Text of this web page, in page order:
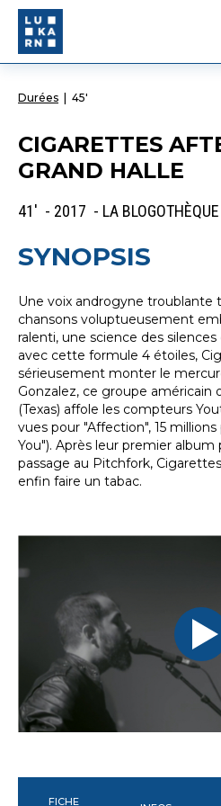
Durées 45'
CIGARETTES
GRAND HALLE
41' - 2017 - LA BLOGOTHÈQUE
SYNOPSIS
Une voix androgyne troublante
chansons voluptueusement
ralenti, une science des
avec cette formule 4 étoiles,
sérieusement monter le
Gonzalez, ce groupe américain
(Texas) affole les compteurs
vues pour "Affection", 15
You"). Après leur premier album
passage au Pitchfork,
enfin faire un tabac.
FICHE